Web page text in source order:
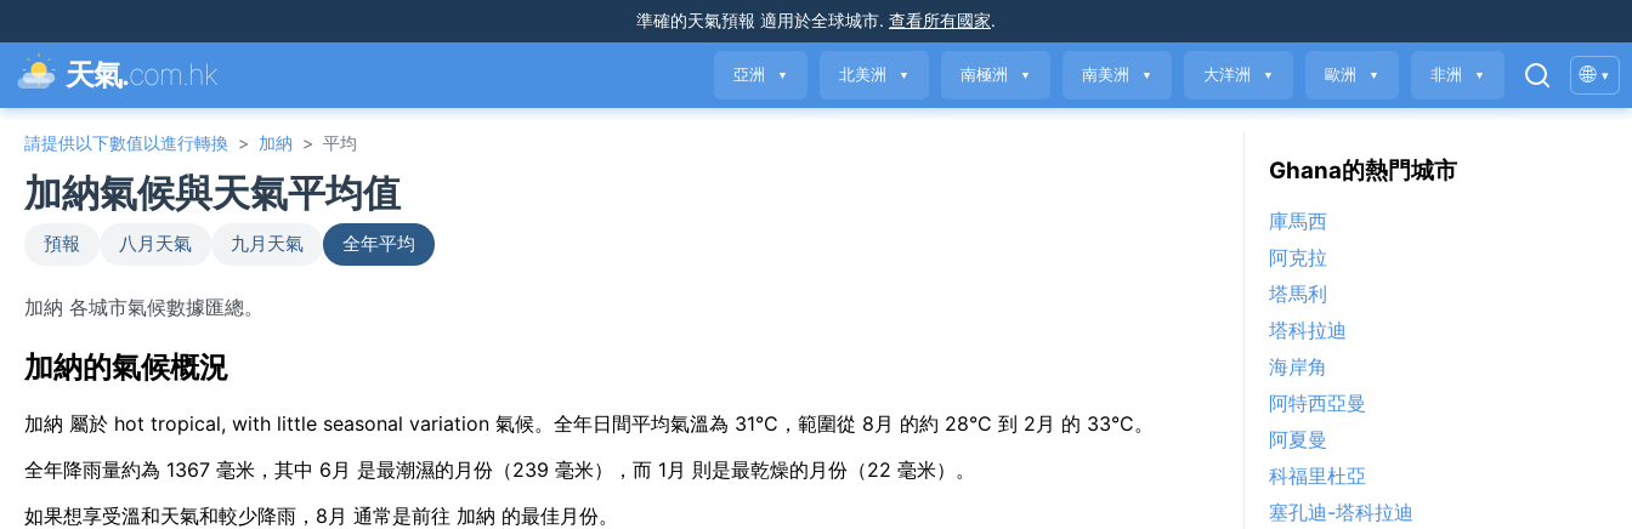
準確的天氣預報 適用於全球城市. 查看所有國家.
天氣.com.hk 亞洲 ▼ 北美洲 ▼ 南極洲 ▼ 南美洲 ▼ 大洋洲 ▼ 歐洲 ▼ 非洲 ▼ 🌐 ▾
請提供以下數值以進行轉換 > 加納 > 平均
加納氣候與天氣平均值
預報 八月天氣 九月天氣 全年平均
加納 各城市氣候數據匯總。
加納的氣候概況
加納 屬於 hot tropical, with little seasonal variation 氣候。全年日間平均氣溫為 31°C，範圍從 8月 的約 28°C 到 2月 的 33°C。
全年降雨量約為 1367 毫米，其中 6月 是最潮濕的月份（239 毫米），而 1月 則是最乾燥的月份（22 毫米）。
如果想享受溫和天氣和較少降雨，8月 通常是前往 加納 的最佳月份。
Ghana的熱門城市
庫馬西
阿克拉
塔馬利
塔科拉迪
海岸角
阿特西亞曼
阿夏曼
科福里杜亞
塞孔迪-塔科拉迪